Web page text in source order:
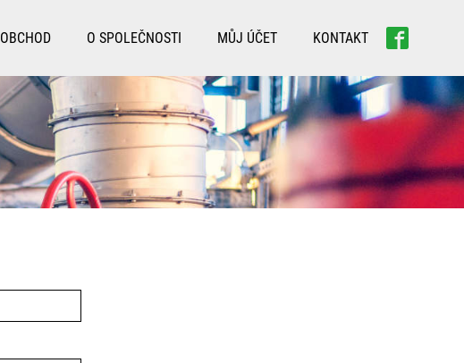
OBCHOD O SPOLEČNOSTI MŮJ ÚČET KONTAKT